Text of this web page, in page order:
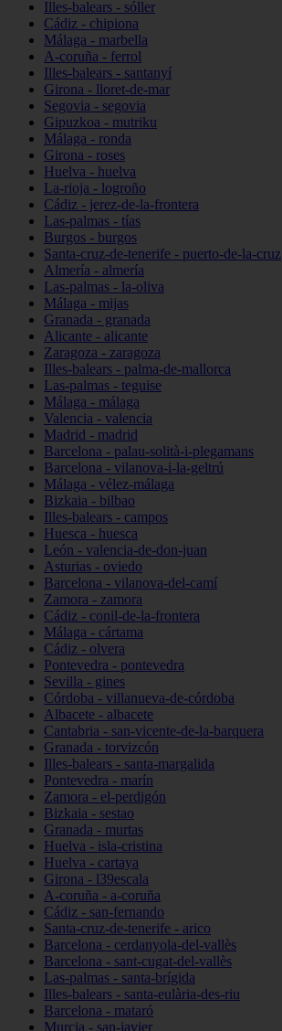
Illes-balears - sóller
Cádiz - chipiona
Málaga - marbella
A-coruña - ferrol
Illes-balears - santanyí
Girona - lloret-de-mar
Segovia - segovia
Gipuzkoa - mutriku
Málaga - ronda
Girona - roses
Huelva - huelva
La-rioja - logroño
Cádiz - jerez-de-la-frontera
Las-palmas - tías
Burgos - burgos
Santa-cruz-de-tenerife - puerto-de-la-cruz
Almería - almería
Las-palmas - la-oliva
Málaga - mijas
Granada - granada
Alicante - alicante
Zaragoza - zaragoza
Illes-balears - palma-de-mallorca
Las-palmas - teguise
Málaga - málaga
Valencia - valencia
Madrid - madrid
Barcelona - palau-solità-i-plegamans
Barcelona - vilanova-i-la-geltrú
Málaga - vélez-málaga
Bizkaia - bilbao
Illes-balears - campos
Huesca - huesca
León - valencia-de-don-juan
Asturias - oviedo
Barcelona - vilanova-del-camí
Zamora - zamora
Cádiz - conil-de-la-frontera
Málaga - cártama
Cádiz - olvera
Pontevedra - pontevedra
Sevilla - gines
Córdoba - villanueva-de-córdoba
Albacete - albacete
Cantabria - san-vicente-de-la-barquera
Granada - torvizcón
Illes-balears - santa-margalida
Pontevedra - marín
Zamora - el-perdigón
Bizkaia - sestao
Granada - murtas
Huelva - isla-cristina
Huelva - cartaya
Girona - l39escala
A-coruña - a-coruña
Cádiz - san-fernando
Santa-cruz-de-tenerife - arico
Barcelona - cerdanyola-del-vallès
Barcelona - sant-cugat-del-vallès
Las-palmas - santa-brígida
Illes-balears - santa-eulària-des-riu
Barcelona - mataró
Murcia - san-javier